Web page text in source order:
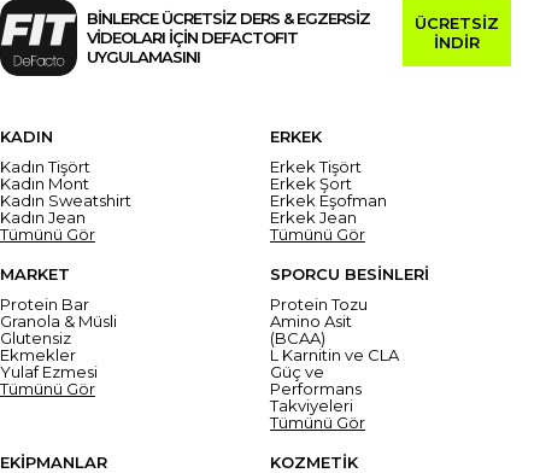
BİNLERCE ÜCRETSİZ DERS & EGZERSİZ
VİDEOLARI İÇİN DEFACTOFIT
UYGULAMASINI
ÜCRETSİZ
İNDİR
KADIN
Kadın Tişört
Kadın Mont
Kadın Sweatshirt
Kadın Jean
Tümünü Gör
ERKEK
Erkek Tişört
Erkek Şort
Erkek Eşofman
Erkek Jean
Tümünü Gör
MARKET
Protein Bar
Granola & Müsli
Glutensiz
Ekmekler
Yulaf Ezmesi
Tümünü Gör
SPORCU BESİNLERİ
Protein Tozu
Amino Asit
(BCAA)
L Karnitin ve CLA
Güç ve
Performans
Takviyeleri
Tümünü Gör
EKİPMANLAR
KOZMETİK